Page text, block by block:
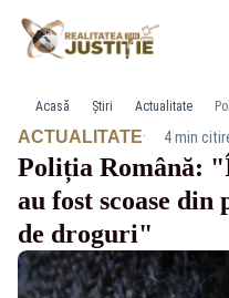
Acasă Știri Actualitate
ACTUALITATE· 4 min
Poliția Română:
au fost scoase
de droguri"